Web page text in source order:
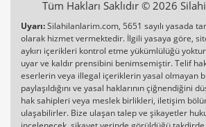
Tüm Hakları Saklıdır © 2026
Uyarı:Silahilanlarim.com, 5651 sayılı yasada
olarak hizmet vermektedir. İlgili yasaya göre,
aykırı içerikleri kontrol etme yükümlülüğü
uyar ve kaldır prensibini benimsemiştir. Telif
eserlerin veya illegal içeriklerin yasal olmayan
paylaşıldığını ve yasal haklarının çiğnendiğini
hak sahipleri veya meslek birlikleri, iletişim
ulaşabilirler. Bize ulaşan talep ve şikayetler